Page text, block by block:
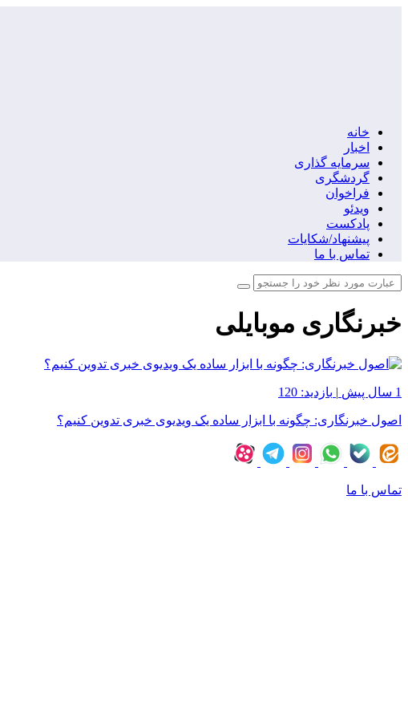
خانه
اخبار
سرمایه گذاری
گردشگری
فراخوان
ویدئو
پادکست
پیشنهاد/شکایات
تماس با ما
خبرنگاری موبایلی
1 سال پیش | بازدید: 120
اصول خبرنگاری: چگونه با ابزار ساده یک ویدیوی خبری تدوین کنیم؟
تماس با ما